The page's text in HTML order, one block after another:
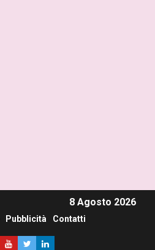
8 Agosto 2026
Pubblicità Contatti